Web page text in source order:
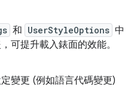
和 UserStyleOptions 中
可提升載入錶面的效能。
變更 (例如語言代碼變更)